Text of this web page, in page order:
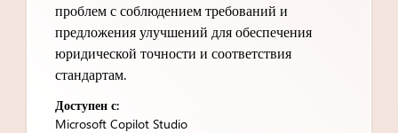
проблем с соблюдением требований и
предложения улучшений для обеспечения
юридической точности и соответствия
стандартам.
Доступен с:
Microsoft Copilot Studio